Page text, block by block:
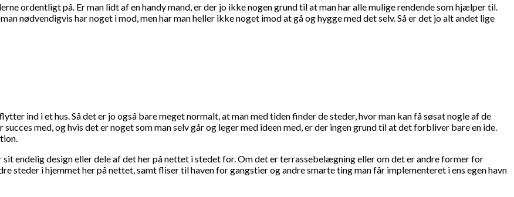
ordentligt på. Er man lidt af en handy mand, er der jo ikke nogen grund til at man har alle mulige rendende som hjælper til.
nødvendigvis har noget i mod, men har man heller ikke noget imod at gå og hygge med det selv. Så er det jo alt andet lige
ind i et hus. Så det er jo også bare meget normalt, at man med tiden finder de steder, hvor man kan få søsat nogle af de
med, og hvis det er noget som man selv går og leger med ideen med, er der ingen grund til at det forbliver bare en ide.
endelig design eller dele af det her på nettet i stedet for. Om det er terrassebelægning eller om det er andre former for
steder i hjemmet her på nettet, samt fliser til haven for gangstier og andre smarte ting man får implementeret i ens egen havn